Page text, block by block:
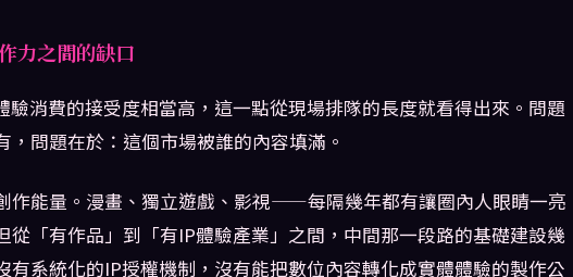
力之間的缺口
驗消費的接受度相當高，這一點從現場排隊的長度就看得出來。問題
，問題在於：這個市場被誰的內容填滿。
作能量。漫畫、獨立遊戲、影視——每隔幾年都有讓圈內人眼睛一亮
從「有作品」到「有IP體驗產業」之間，中間那一段路的基礎建設幾
有系統化的IP授權機制，沒有能把數位內容轉化成實體體驗的製作公